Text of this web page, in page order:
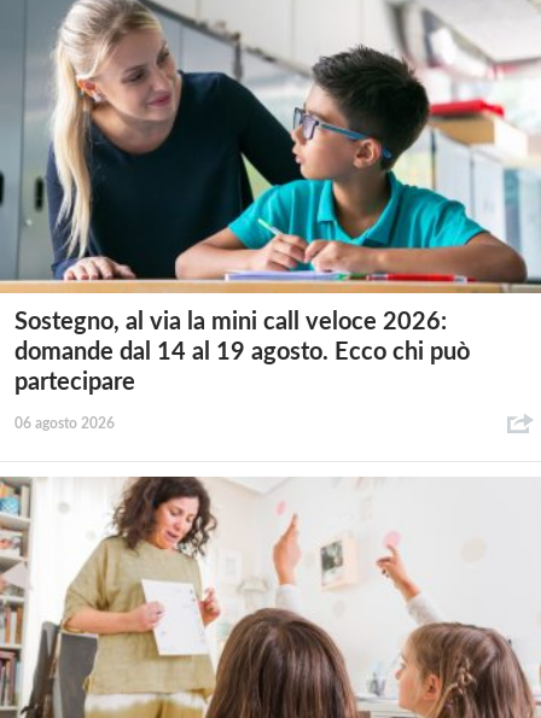
Sostegno, al via la mini call veloce 2026:
domande dal 14 al 19 agosto. Ecco chi può
partecipare
06 agosto 2026